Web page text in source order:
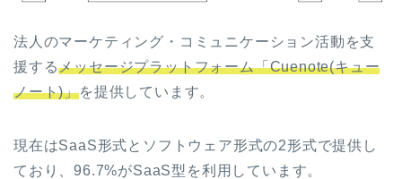
法人のマーケティング・コミュニケーション活動を支
援するメッセージプラットフォーム「Cuenote(キュー
ノート)」を提供しています。
現在はSaaS形式とソフトウェア形式の2形式で提供し
ており、96.7%がSaaS型を利用しています。